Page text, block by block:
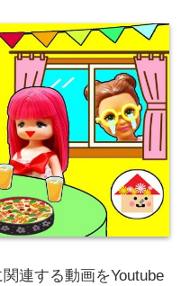
連する動画をYoutube